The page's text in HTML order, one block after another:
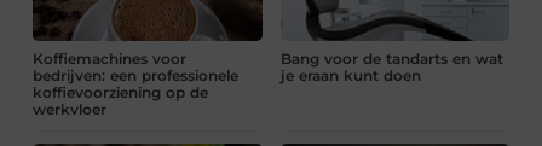
Koffiemachines voor
bedrijven: een professionele
koffievoorziening op de
werkvloer
Bang voor de tandarts en wat
je eraan kunt doen